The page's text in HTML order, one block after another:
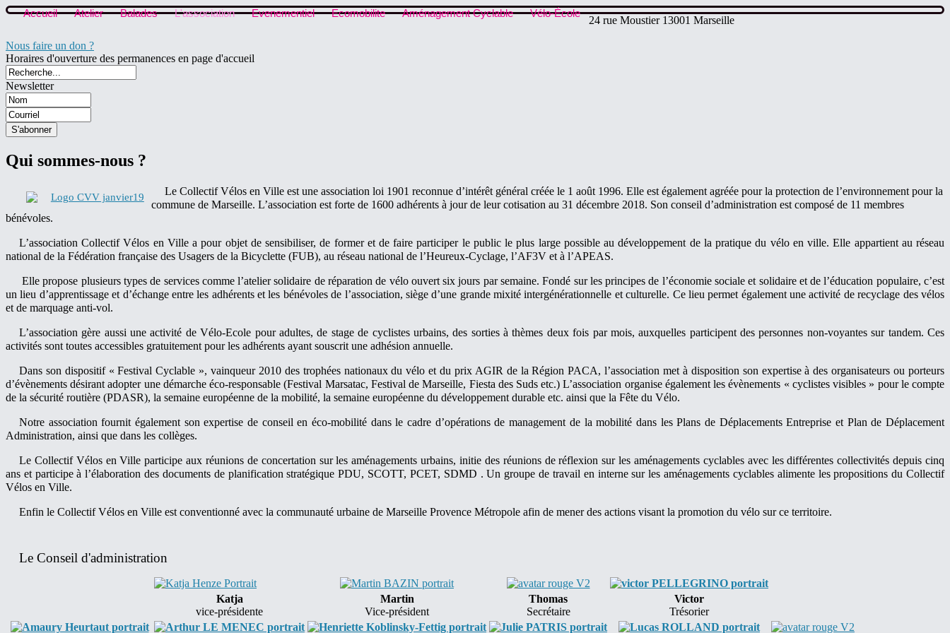
Accueil Atelier Balades L'association Evenementiel Ecomobilite Aménagement Cyclable Vélo-École
24 rue Moustier 13001 Marseille
Nous faire un don ?
Horaires d'ouverture des permanences en page d'accueil
Newsletter
Qui sommes-nous ?
Le Collectif Vélos en Ville est une association loi 1901 reconnue d’intérêt général créée le 1 août 1996. Elle est également agréée pour la protection de l’environnement pour la
commune de Marseille. L’association est forte de 1600 adhérents à jour de leur cotisation au 31 décembre 2018. Son conseil d’administration est composé de 11 membres
bénévoles.
L’association Collectif Vélos en Ville a pour objet de sensibiliser, de former et de faire participer le public le plus large possible au développement de la pratique du vélo en ville. Elle appartient au réseau
national de la Fédération française des Usagers de la Bicyclette (FUB), au réseau national de l’Heureux-Cyclage, l’AF3V et à l’APEAS.
Elle propose plusieurs types de services comme l’atelier solidaire de réparation de vélo ouvert six jours par semaine. Fondé sur les principes de l’économie sociale et solidaire et de l’éducation populaire, c’est
un lieu d’apprentissage et d’échange entre les adhérents et les bénévoles de l’association, siège d’une grande mixité intergénérationnelle et culturelle. Ce lieu permet également une activité de recyclage des vélos
et de marquage anti-vol.
L’association gère aussi une activité de Vélo-Ecole pour adultes, de stage de cyclistes urbains, des sorties à thèmes deux fois par mois, auxquelles participent des personnes non-voyantes sur tandem. Ces
activités sont toutes accessibles gratuitement pour les adhérents ayant souscrit une adhésion annuelle.
Dans son dispositif « Festival Cyclable », vainqueur 2010 des trophées nationaux du vélo et du prix AGIR de la Région PACA, l’association met à disposition son expertise à des organisateurs ou porteurs
d’évènements désirant adopter une démarche éco-responsable (Festival Marsatac, Festival de Marseille, Fiesta des Suds etc.) L’association organise également les évènements « cyclistes visibles » pour le compte
de la sécurité routière (PDASR), la semaine européenne de la mobilité, la semaine européenne du développement durable etc. ainsi que la Fête du Vélo.
Notre association fournit également son expertise de conseil en éco-mobilité dans le cadre d’opérations de management de la mobilité dans les Plans de Déplacements Entreprise et Plan de Déplacement
Administration, ainsi que dans les collèges.
Le Collectif Vélos en Ville participe aux réunions de concertation sur les aménagements urbains, initie des réunions de réflexion sur les aménagements cyclables avec les différentes collectivités depuis cinq
ans et participe à l’élaboration des documents de planification stratégique PDU, SCOTT, PCET, SDMD . Un groupe de travail en internesur les aménagements cyclables alimente les propositions du Collectif
Vélos en Ville.
Enfin le Collectif Vélos en Ville est conventionné avec la communauté urbaine de Marseille Provence Métropole afin de mener des actions visant la promotion du vélo sur ce territoire.
Le Conseil d'administration
Katja
vice-présidente
Martin
Vice-président
Thomas
Secrétaire
Victor
Trésorier